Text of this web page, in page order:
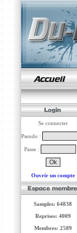
Se connecter
Pseudo :
Passe :
Ouvrir un compte
Samples: 64838
Reprises: 4009
Membres: 2589